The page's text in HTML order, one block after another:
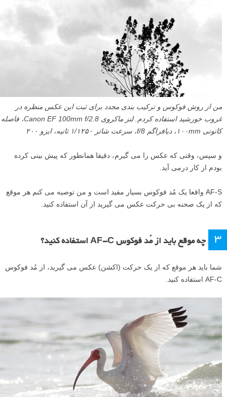
من از روش فوکوس و ترکیب بندی مجدد برای ثبت این عکس منظره در
غروب خورشید استفاده کردم. لنز ماکروی Canon EF 100mm f/2.8، فاصله
کانونی ۱۰۰mm، دیافراگم f/8، سرعت شاتر ۱/۱۲۵۰ ثانیه، ایزو ۲۰۰
و سپس، وقتی که عکس را می گیرم، دقیقا همانطور که پیش بینی کرده
بودم از کار درمی آید.
AF-S واقعا یک مُد فوکوس بسیار مفید است و من توصیه می کنم هر موقع
که از یک صحنه بی حرکت عکس می گیرید از آن استفاده کنید.
۳ چه موقع باید از مُد فوکوس AF-C استفاده کنید؟
شما باید هر موقع که از یک حرکت (اکشن) عکس می گیرید، از مُد فوکوس
AF-C استفاده کنید.